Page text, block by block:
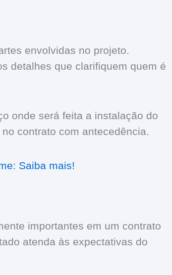
envolvidas no projeto.
detalhes que clarifiquem quem é
onde será feita a instalação do
contrato com antecedência.
Saiba mais!
importantes em um contrato
atenda às expectativas do